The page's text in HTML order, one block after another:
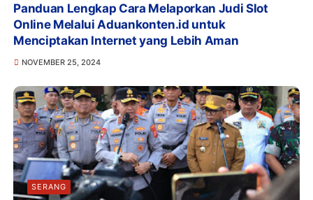
Panduan Lengkap Cara Melaporkan Judi Slot
Online Melalui Aduankonten.id untuk
Menciptakan Internet yang Lebih Aman
NOVEMBER 25, 2024
SERANG